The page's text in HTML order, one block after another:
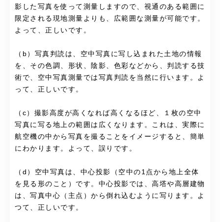
影した写真を使って測量しますので、視通のある範囲に
限定される現地測量よりも、広範囲な測量が可能です。
よって、正しいです。
（b）写真判読は、空中写真に写し込まれた土地の情報
を、その色調、形状、陰影、色彩などから、判読する技
術で、空中写真測量では写真判読を当然に行います。よ
って、正しいです。
（c）撮影高度が高くなれば高くなるほど、１枚の空中
写真に写る地上の範囲は広くなります。これは、実際に
航空機の中から写真を撮ることをイメージすると、簡単
にわかります。よって、誤りです。
（d）空中写真は、中心投影（空中の1点から地上全体
を見る形のこと）です。中心投影では、高塔や高層建物
は、写真中心（主点）から倒れ込むように写ります。よ
つて、正しいです。